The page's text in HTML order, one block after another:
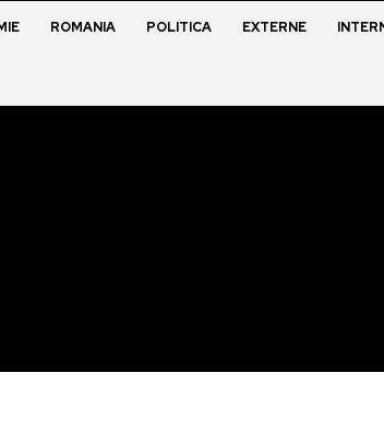
ROMANIA POLITICA EXTERNE